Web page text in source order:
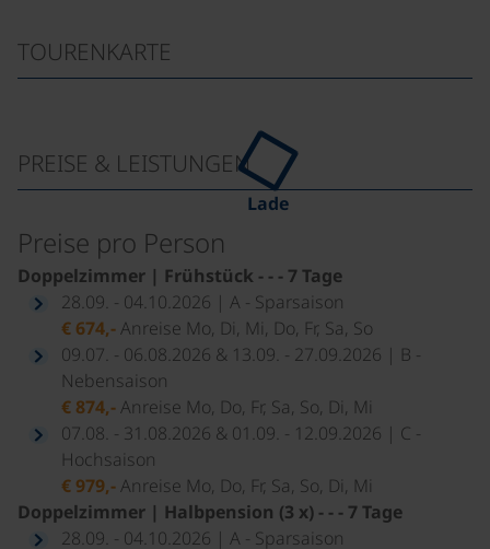
TOURENKARTE
Lade
PREISE & LEISTUNGEN
Preise pro Person
Doppelzimmer | Frühstück - - - 7 Tage
28.09. - 04.10.2026 | A - Sparsaison
€ 674,-Anreise Mo, Di, Mi, Do, Fr, Sa, So
09.07. - 06.08.2026 & 13.09. - 27.09.2026 | B -
Nebensaison
€ 874,-Anreise Mo, Do, Fr, Sa, So, Di, Mi
07.08. - 31.08.2026 & 01.09. - 12.09.2026 | C -
Hochsaison
€ 979,-Anreise Mo, Do, Fr, Sa, So, Di, Mi
Doppelzimmer | Halbpension (3 x) - - - 7 Tage
28.09. - 04.10.2026 | A - Sparsaison